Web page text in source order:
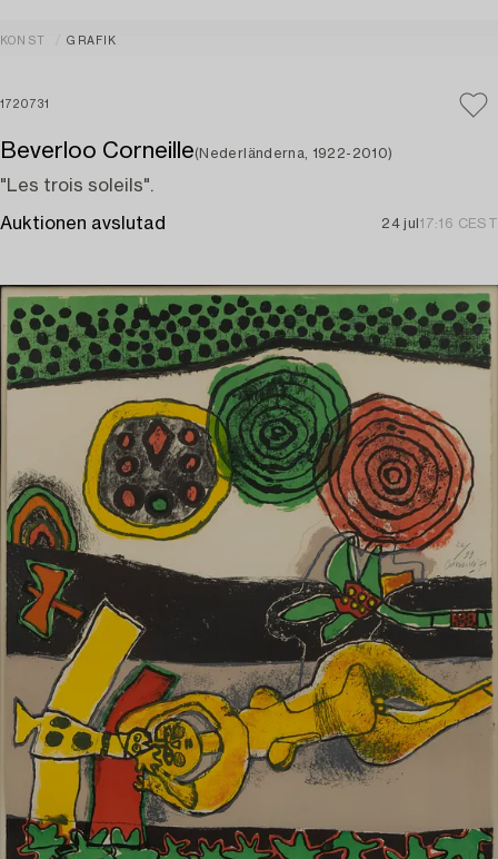
KONST GRAFIK
1720731
Beverloo Corneille(Nederländerna, 1922-2010)
"Les trois soleils".
Auktionen avslutad 24 jul 17:16 CEST